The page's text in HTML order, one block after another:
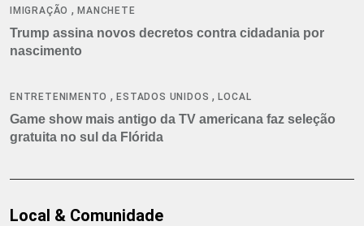
IMIGRAÇÃO ,MANCHETE
Trump assina novos decretos contra cidadania por
nascimento
ENTRETENIMENTO ,ESTADOS UNIDOS ,LOCAL
Game show mais antigo da TV americana faz seleção
gratuita no sul da Flórida
Local & Comunidade